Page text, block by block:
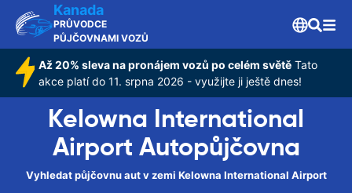
Kanada
PRŮVODCE
PŮJČOVNAMI VOZŮ
Až 20% sleva na pronájem vozů po celém světě Tato
akce platí do 11. srpna 2026 - využijte ji ještě dnes!
Kelowna International
Airport Autopůjčovna
Vyhledat půjčovnu aut v zemi Kelowna International Airport